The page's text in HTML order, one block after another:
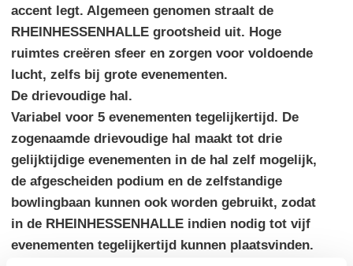
accent legt. Algemeen genomen straalt de
RHEINHESSENHALLE grootsheid uit. Hoge
ruimtes creëren sfeer en zorgen voor voldoende
lucht, zelfs bij grote evenementen.
De drievoudige hal.
Variabel voor 5 evenementen tegelijkertijd. De
zogenaamde drievoudige hal maakt tot drie
gelijktijdige evenementen in de hal zelf mogelijk,
de afgescheiden podium en de zelfstandige
bowlingbaan kunnen ook worden gebruikt, zodat
in de RHEINHESSENHALLE indien nodig tot vijf
evenementen tegelijkertijd kunnen plaatsvinden.